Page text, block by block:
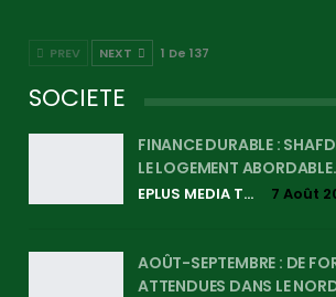
PREV NEXT 1 De 137
SOCIETE
FINANCE DURABLE :
LE LOGEMENT
EPLUS MEDIA TV 7 Août
AOÛT-SEPTEMBRE : DE
ATTENDUES DANS LE